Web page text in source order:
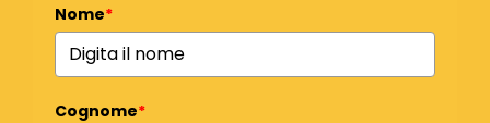
Nome*
Cognome*